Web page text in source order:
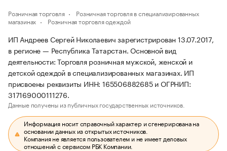
Розничная торговля
Розничная торговля в специализированных
магазинах
Розничная торговля одеждой
ИП Андреев Сергей Николаевич зарегистрирован 13.07.2017,
в регионе — Республика Татарстан. Основной вид
деятельности: Торговля розничная мужской, женской и
детской одеждой в специализированных магазинах. ИП
присвоены реквизиты ИНН: 165506882685 и ОГРНИП:
317169000111276.
Данные получены из публичных государственных источников.
Информация носит справочный характер и сгенерирована на
основании данных из открытых источников.
Компания не является пользователем и не имеет деловых
отношений с сервисом РБК Компании.